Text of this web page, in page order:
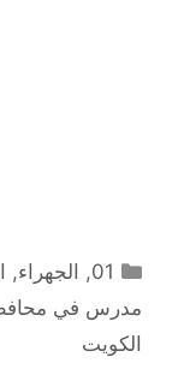
التصنيفات
01
, الجهراء,
مدرس في
الكويت